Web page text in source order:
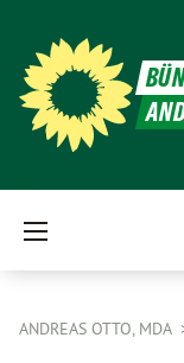
ANDREAS OTTO, MDA